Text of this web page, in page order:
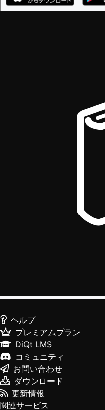
ヘルプ
プレミアムプラン
DiQt LMS
コミュニティ
お問い合わせ
ダウンロード
更新情報
関連サービス